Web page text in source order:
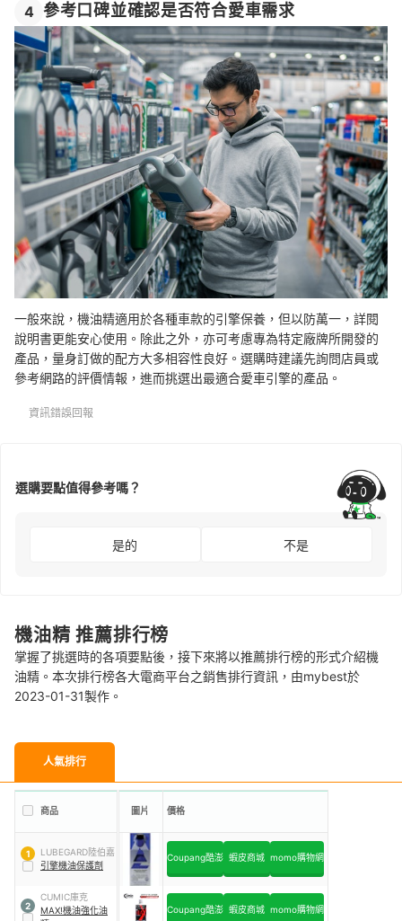
4 參考口碑並確認是否符合愛車需求
一般來說，機油精適用於各種車款的引擎保養，但以防萬一，詳閱
說明書更能安心使用。除此之外，亦可考慮專為特定廠牌所開發的
產品，量身訂做的配方大多相容性良好。選購時建議先詢問店員或
參考網路的評價情報，進而挑選出最適合愛車引擎的產品。
資訊錯誤回報
選購要點值得參考嗎？
是的 不是
機油精 推薦排行榜
掌握了挑選時的各項要點後，接下來將以推薦排行榜的形式介紹機
油精。本次排行榜各大電商平台之銷售排行資訊，由mybest於
2023-01-31製作。
人氣排行
商品 圖片 價格
1
LUBEGARD陸伯嘉
引擎機油保護劑
Coupang酷澎 蝦皮商城 momo購物網
2
CUMIC庫克
MAX!機油強化油
Coupang酷澎 蝦皮商城 momo購物網